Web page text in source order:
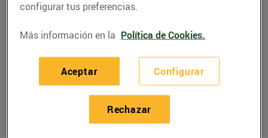
RECETAS
Recepta de sípia amb
configurar tus preferencias.
Más información en la Política de Cookies.
Configurar
Rechazar
Aceptar